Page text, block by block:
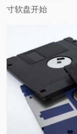
体
寸软盘开始